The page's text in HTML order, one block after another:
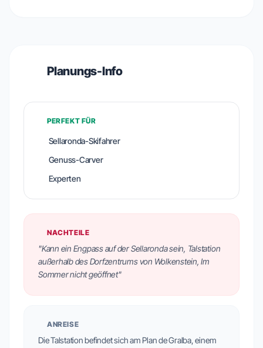
Planungs-Info
PERFEKT FÜR
Sellaronda-Skifahrer
Genuss-Carver
Experten
NACHTEILE
"Kann ein Engpass auf der Sellaronda sein, Talstation
außerhalb des Dorfzentrums von Wolkenstein, Im
Sommer nicht geöffnet"
ANREISE
Die Talstation befindet sich am Plan de Gralba, einem